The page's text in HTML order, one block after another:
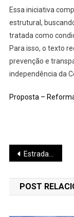
Essa iniciativa
estrutural,
tratada como
Para isso, o texto
prevenção e
independência da
Proposta –
de
Post
Estradas ameaçam competitividade do Estado
POST